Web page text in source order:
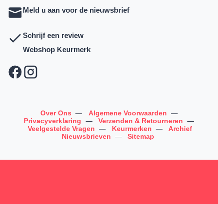
Meld u aan voor de nieuwsbrief
Schrijf een review
Webshop Keurmerk
Over Ons — Algemene Voorwaarden —
Privacyverklaring
— Verzenden & Retourneren
—
Veelgestelde Vragen — Keurmerken —
Archief
Nieuwsbrieven — Sitemap